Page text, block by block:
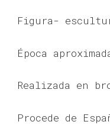
Figura-
Época
Realizada en
Procede de